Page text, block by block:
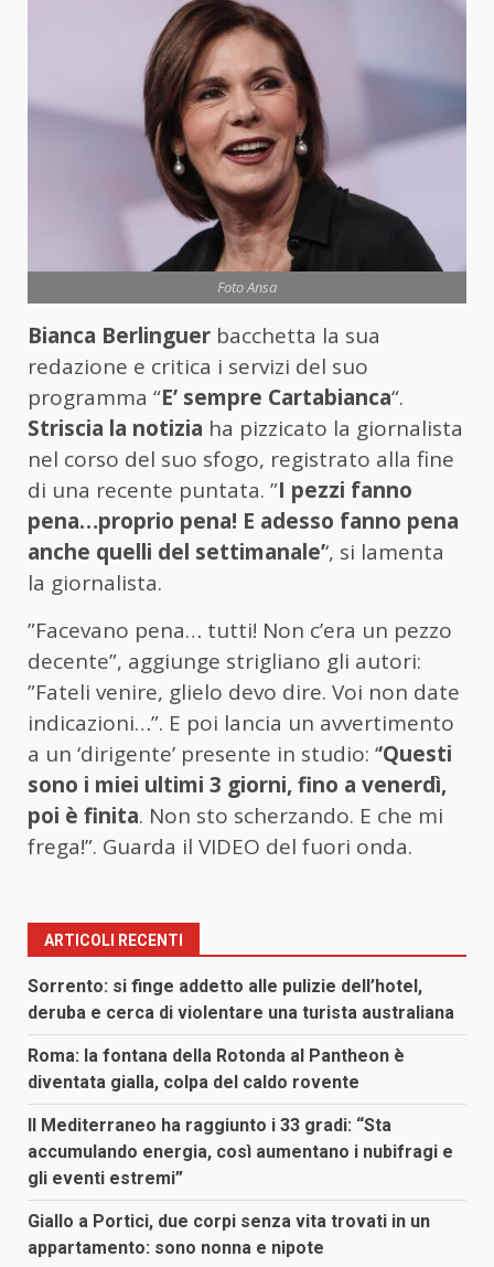
Foto Ansa
Bianca Berlinguer bacchetta la sua
redazione e critica i servizi del suo
programma “E’ sempre Cartabianca“.
Striscia la notizia ha pizzicato la giornalista
nel corso del suo sfogo, registrato alla fine
di una recente puntata. ”I pezzi fanno
pena…proprio pena! E adesso fanno pena
anche quelli del settimanale’‘, si lamenta
la giornalista.
”Facevano pena… tutti! Non c’era un pezzo
decente”, aggiunge strigliano gli autori:
”Fateli venire, glielo devo dire. Voi non date
indicazioni…”. E poi lancia un avvertimento
a un ‘dirigente’ presente in studio: ‘‘Questi
sono i miei ultimi 3 giorni, fino a venerdì,
poi è finita. Non sto scherzando. E che mi
frega!”. Guarda il VIDEO del fuori onda.
ARTICOLI RECENTI
Sorrento: si finge addetto alle pulizie dell’hotel,
deruba e cerca di violentare una turista australiana
Roma: la fontana della Rotonda al Pantheon è
diventata gialla, colpa del caldo rovente
Il Mediterraneo ha raggiunto i 33 gradi: “Sta
accumulando energia, così aumentano i nubifragi e
gli eventi estremi”
Giallo a Portici, due corpi senza vita trovati in un
appartamento: sono nonna e nipote